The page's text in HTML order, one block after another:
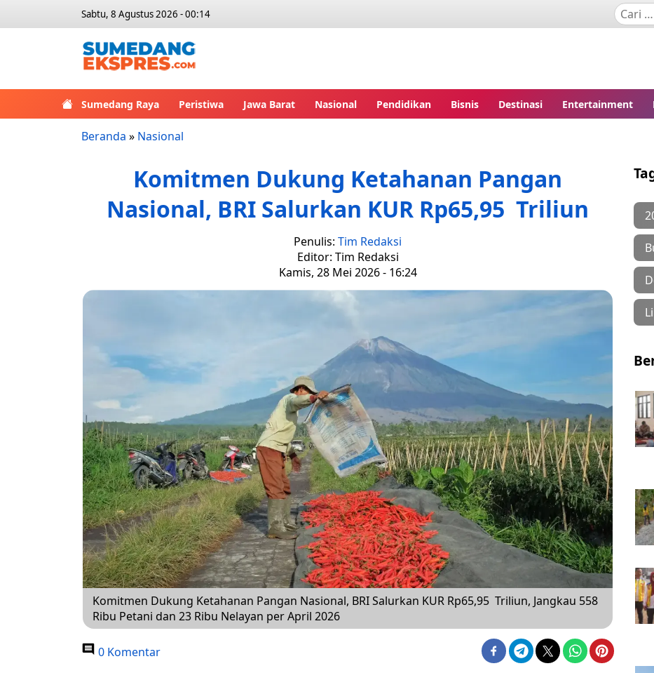
Sabtu, 8 Agustus 2026 - 00:14
Sumedang Raya Peristiwa Jawa Barat Nasional Pendidikan Bisnis Destinasi Entertainment
Beranda » Nasional
Komitmen Dukung Ketahanan Pangan
Nasional, BRI Salurkan KUR Rp65,95 Triliun
Penulis: Tim Redaksi
Editor: Tim Redaksi
Kamis, 28 Mei 2026 - 16:24
Komitmen Dukung Ketahanan Pangan Nasional, BRI Salurkan KUR Rp65,95 Triliun, Jangkau 558
Ribu Petani dan 23 Ribu Nelayan per April 2026
0 Komentar